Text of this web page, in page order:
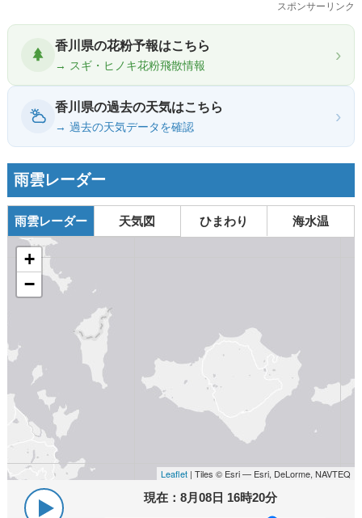
スポンサーリンク
香川県の花粉予報はこちら
→ スギ・ヒノキ花粉飛散情報
›
香川県の過去の天気はこちら
→ 過去の天気データを確認
›
雨雲レーダー
雨雲レーダー 天気図 ひまわり 海水温
+
−
Leaflet | Tiles © Esri — Esri, DeLorme, NAVTEQ
現在：8月08日 16時20分